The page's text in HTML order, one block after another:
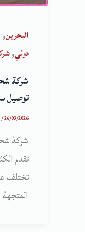
البحرين,
دولي,
شركة
توصيل
/26/03/2026
شركة
تقدم
تختلف